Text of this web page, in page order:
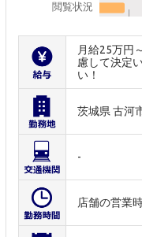
閲覧状況
月給25万円
慮して決定
い！
茨城県 古河
-
店舗の営業